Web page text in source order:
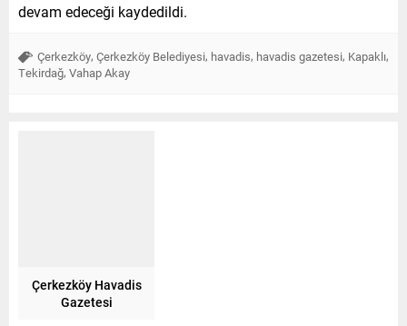
devam edeceği kaydedildi.
Çerkezköy, Çerkezköy Belediyesi, havadis, havadis gazetesi, Kapaklı,
Tekirdağ, Vahap Akay
Çerkezköy Havadis
Gazetesi